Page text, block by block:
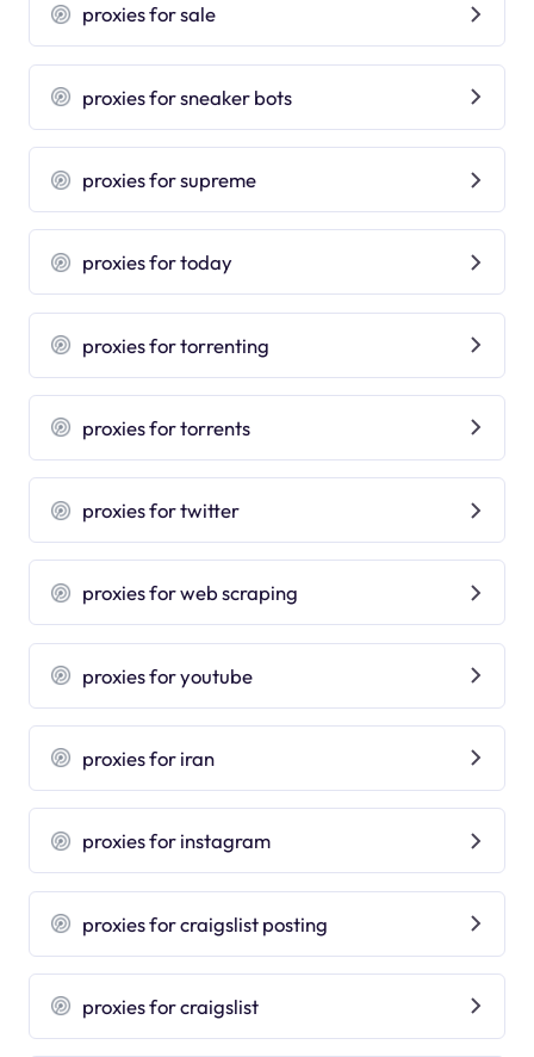
proxies for sale
proxies for sneaker bots
proxies for supreme
proxies for today
proxies for torrenting
proxies for torrents
proxies for twitter
proxies for web scraping
proxies for youtube
proxies for iran
proxies for instagram
proxies for craigslist posting
proxies for craigslist